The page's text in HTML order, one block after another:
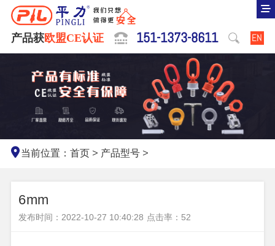
产品获欧盟CE认证 151-1373-8611 EN
当前位置：首页 > 产品型号 >
6mm
发布时间：2022-10-27 10:40:28 点击率： 52